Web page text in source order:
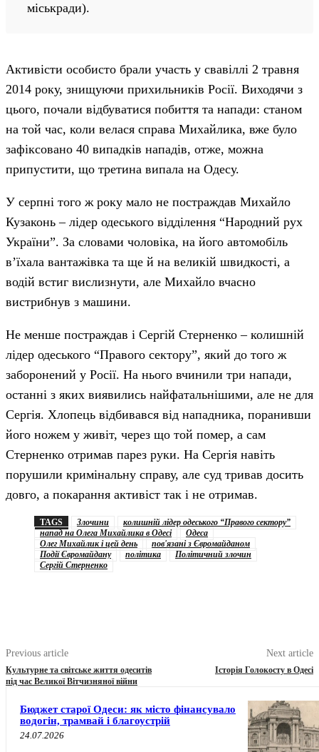
міськради).
Активісти особисто брали участь у свавіллі 2 травня
2014 року, знищуючи прихильників Росії. Виходячи з
цього, почали відбуватися побиття та напади: станом
на той час, коли велася справа Михайлика, вже було
зафіксовано 40 випадків нападів, отже, можна
припустити, що третина випала на Одесу.
У серпні того ж року мало не постраждав Михайло
Кузаконь – лідер одеського відділення “Народний рух
України”. За словами чоловіка, на його автомобіль
в’їхала вантажівка та ще й на великій швидкості, а
водій встиг вислизнути, але Михайло вчасно
вистрибнув з машини.
Не менше постраждав і Сергій Стерненко – колишній
лідер одеського “Правого сектору”, який до того ж
заборонений у Росії. На нього вчинили три напади,
останні з яких виявились найфатальнішими, але не для
Сергія. Хлопець відбивався від нападника, поранивши
його ножем у живіт, через що той помер, а сам
Стерненко отримав парез руки. На Сергія навіть
порушили кримінальну справу, але суд тривав досить
довго, а покарання активіст так і не отримав.
TAGS Злочини
колишній лідер одеського “Правого сектору”
напад на Олега Михайлика в Одесі
Одеса
Олег Михайлик і цей день
пов'язані з Євромайданом
Події Євромайдану
політика
Політичний злочин
Сергій Стерненко
Previous article
Культурне та світське життя одеситів
під час Великої Вітчизняної війни
Next article
Історія Голокосту в Одесі
Бюджет старої Одеси: як місто фінансувало
водогін, трамвай і благоустрій
24.07.2026